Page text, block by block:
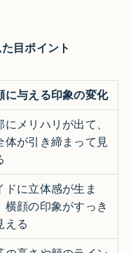
目ポイント
に与える印象の変化
にメリハリが出て、
体が引き締まって見
ドに立体感が生ま
横顔の印象がすっき
える